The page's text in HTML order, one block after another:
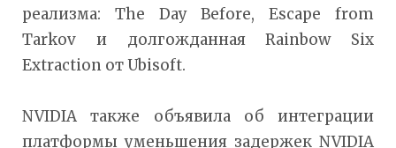
реализма: The Day Before, Escape from
Tarkov и долгожданная Rainbow Six
Extraction от Ubisoft.
NVIDIA также объявила об интеграции
платформы уменьшения задержек NVIDIA